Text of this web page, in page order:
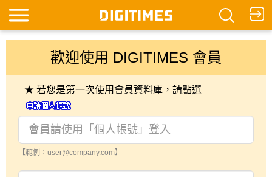
歡迎使用 DIGITIMES 會員
★ 若您是第一次使用會員資料庫，請點選
【範例：user@company.com】